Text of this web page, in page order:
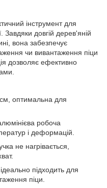
інструмент для
Завдяки довгій дерев'яній
вона забезпечує
чи вивантаження піци
дозволяє ефективно
оптимальна для
робоча
і деформацій.
не нагрівається,
ідеально підходить для
піци.